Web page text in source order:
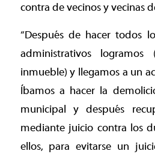
contra de vecinos y vecinas
“Después de hacer todos
administrativos
inmueble) y llegamos a un
Íbamos a hacer la
municipal y después
mediante juicio contra los
ellos, para evitarse un